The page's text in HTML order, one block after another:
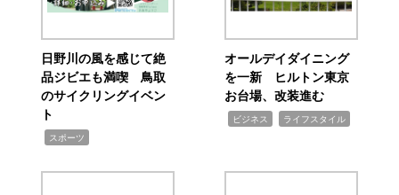
日野川の風を感じて絶
品ジビエも満喫 鳥取
のサイクリングイベン
ト
スポーツ
オールデイダイニング
を一新 ヒルトン東京
お台場、改装進む
ビジネス ライフスタイル